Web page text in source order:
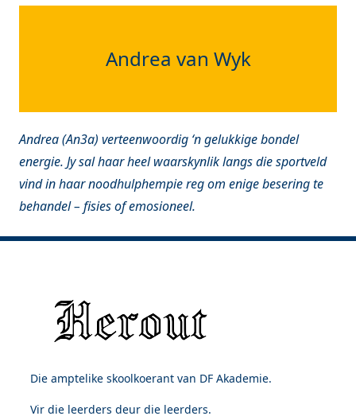
Andrea van Wyk
Andrea (An3a) verteenwoordig ‘n gelukkige bondel
energie. Jy sal haar heel waarskynlik langs die sportveld
vind in haar noodhulphempie reg om enige besering te
behandel – fisies of emosioneel.
Die amptelike skoolkoerant van DF Akademie.
Vir die leerders deur die leerders.